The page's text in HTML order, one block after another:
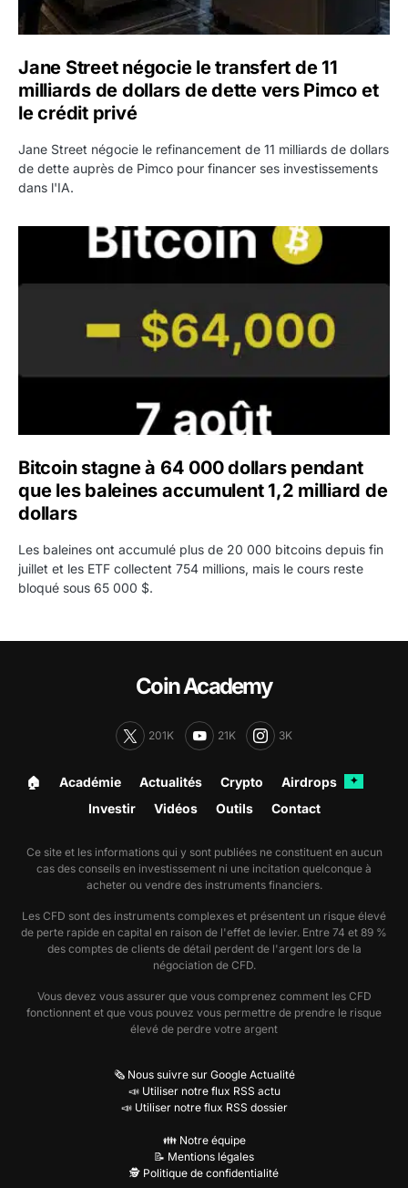
Jane Street négocie le transfert de 11
milliards de dollars de dette vers Pimco et
le crédit privé
Jane Street négocie le refinancement de 11 milliards de dollars
de dette auprès de Pimco pour financer ses investissements
dans l'IA.
Bitcoin stagne à 64 000 dollars pendant que les
Bitcoin stagne à 64 000 dollars pendant
que les baleines accumulent 1,2 milliard de
dollars
Les baleines ont accumulé plus de 20 000 bitcoins depuis fin
juillet et les ETF collectent 754 millions, mais le cours reste
bloqué sous 65 000 $.
Coin Academy
201K 21K 3K
🏠︎ Académie Actualités Crypto Airdrops ✦
Investir Vidéos Outils Contact
Ce site et les informations qui y sont publiées ne constituent en aucun
cas des conseils en investissement ni une incitation quelconque à
acheter ou vendre des instruments financiers.
Les CFD sont des instruments complexes et présentent un risque élevé
de perte rapide en capital en raison de l'effet de levier. Entre 74 et 89 %
des comptes de clients de détail perdent de l'argent lors de la
négociation de CFD.
Vous devez vous assurer que vous comprenez comment les CFD
fonctionnent et que vous pouvez vous permettre de prendre le risque
élevé de perdre votre argent
🗞️ Nous suivre sur Google Actualité
📣 Utiliser notre flux RSS actu
📣 Utiliser notre flux RSS dossier
👪 Notre équipe
📝 Mentions légales
🕵️ Politique de confidentialité